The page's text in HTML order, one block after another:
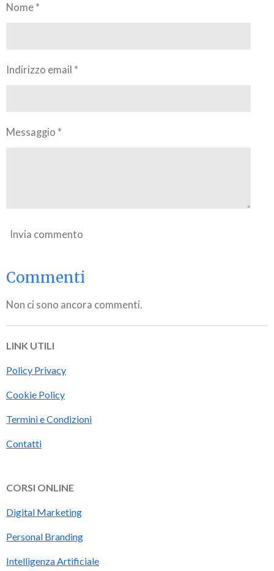
i
Nome *
Indirizzo email *
Messaggio *
Invia commento
Commenti
Non ci sono ancora commenti.
LINK UTILI
Policy Privacy
Cookie Policy
Termini e Condizioni
Contatti
CORSI ONLINE
Digital Marketing
Personal Branding
Intelligenza Artificiale